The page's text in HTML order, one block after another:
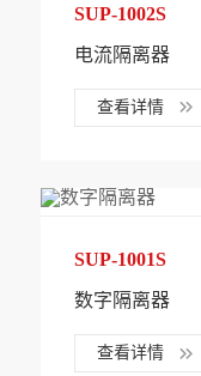
SUP-1002S
电流隔离器
查看详情
SUP-1001S
数字隔离器
查看详情